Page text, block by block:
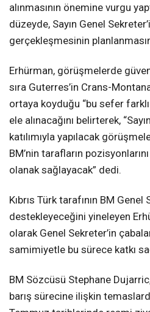
alınmasının önemine vurgu
düzeyde, Sayın Genel
gerçekleşmesinin
Erhürman, görüşmelerde güven
sıra Guterres’in Crans-
ortaya koyduğu “bu sefer farklı
ele alınacağını belirterek,
katılımıyla yapılacak
BM’nin tarafların
olanak sağlayacak” dedi.
Kıbrıs Türk tarafının BM Genel
destekleyeceğini yineleyen
olarak Genel Sekreter’in
samimiyetle bu sürece katkı
BM Sözcüsü Stephane Dujarric,
barış sürecine ilişkin